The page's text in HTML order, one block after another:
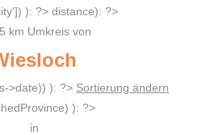
): ?> distance): ?>
km Umkreis von
>date)) ): ?> Sortierung ändern
): ?>
in